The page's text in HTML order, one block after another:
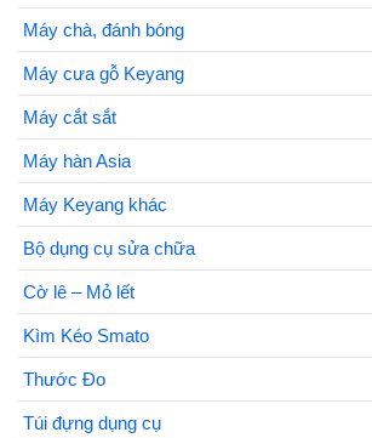
Máy chà, đánh bóng
Máy cưa gỗ Keyang
Máy cắt sắt
Máy hàn Asia
Máy Keyang khác
Bộ dụng cụ sửa chữa
Cờ lê – Mỏ lết
Kìm Kéo Smato
Thước Đo
Túi đựng dụng cụ